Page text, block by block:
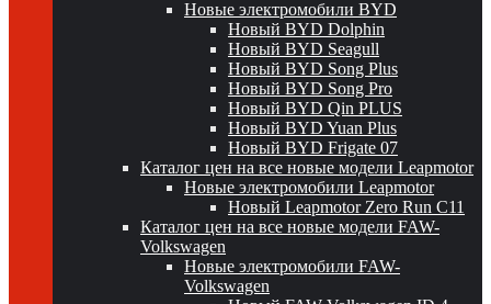
Новые электромобили BYD
Новый BYD Dolphin
Новый BYD Seagull
Новый BYD Song Plus
Новый BYD Song Pro
Новый BYD Qin PLUS
Новый BYD Yuan Plus
Новый BYD Frigate 07
Каталог цен на все новые модели Leapmotor
Новые электромобили Leapmotor
Новый Leapmotor Zero Run C11
Каталог цен на все новые модели FAW-
Volkswagen
Новые электромобили FAW-
Volkswagen